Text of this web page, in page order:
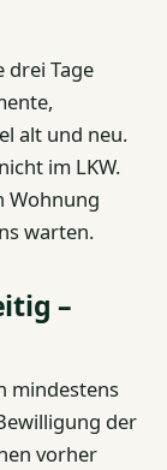
drei Tage
alt und neu.
im LKW.
Wohnung
warten.
–
mindestens
der
vorher